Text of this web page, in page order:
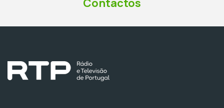
Contactos